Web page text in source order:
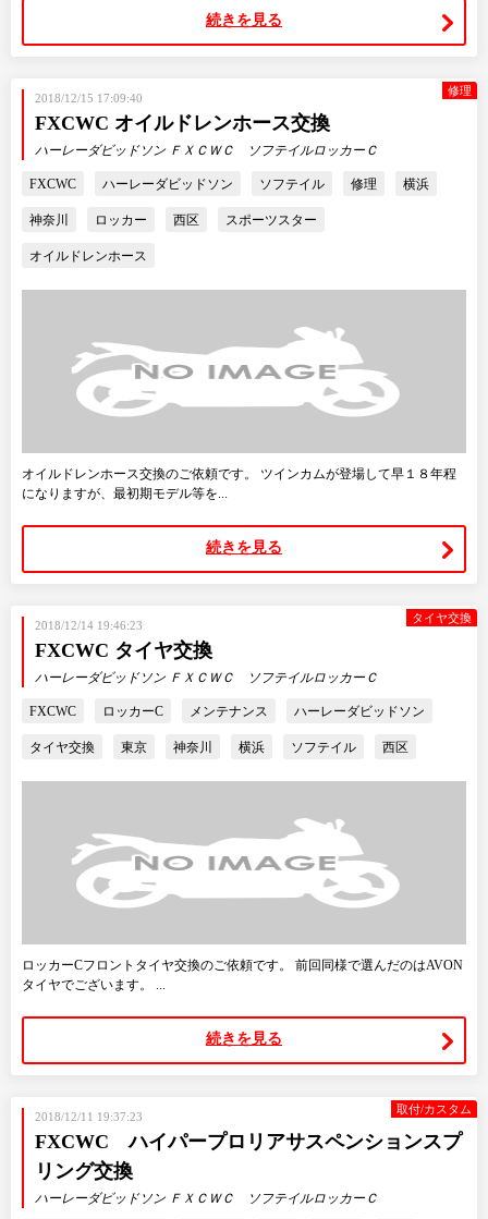
続きを見る
修理
2018/12/15 17:09:40
FXCWC オイルドレンホース交換
ハーレーダビッドソン ＦＸＣＷＣ ソフテイルロッカーＣ
FXCWC ハーレーダビッドソン ソフテイル 修理 横浜
神奈川 ロッカー 西区 スポーツスター
オイルドレンホース
オイルドレンホース交換のご依頼です。 ツインカムが登場して早１８年程
になりますが、最初期モデル等を...
続きを見る
タイヤ交換
2018/12/14 19:46:23
FXCWC タイヤ交換
ハーレーダビッドソン ＦＸＣＷＣ ソフテイルロッカーＣ
FXCWC ロッカーC メンテナンス ハーレーダビッドソン
タイヤ交換 東京 神奈川 横浜 ソフテイル 西区
ロッカーCフロントタイヤ交換のご依頼です。 前回同様で選んだのはAVON
タイヤでございます。 ...
続きを見る
取付/カスタム
2018/12/11 19:37:23
FXCWC ハイパープロリアサスペンションスプ
リング交換
ハーレーダビッドソン ＦＸＣＷＣ ソフテイルロッカーＣ